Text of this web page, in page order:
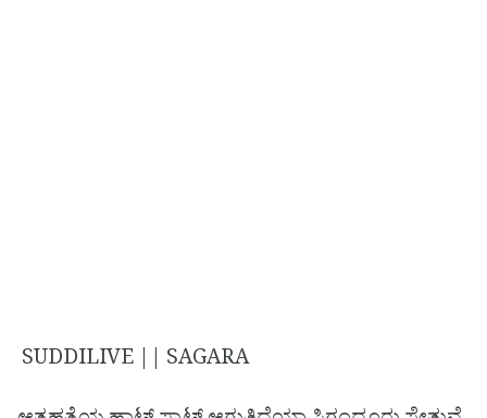
SUDDILIVE || SAGARA